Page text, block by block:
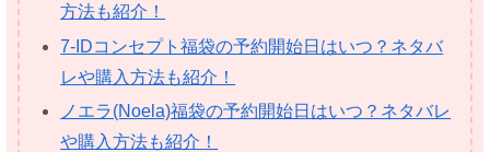
方法も紹介！
7-IDコンセプト福袋の予約開始日はいつ？ネタバ
レや購入方法も紹介！
ノエラ(Noela)福袋の予約開始日はいつ？ネタバレ
や購入方法も紹介！